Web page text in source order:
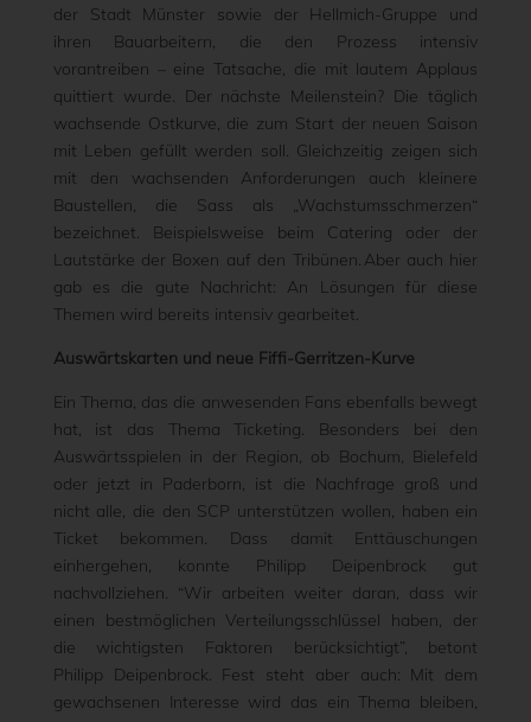
der Stadt Münster sowie der Hellmich-Gruppe und
ihren Bauarbeitern, die den Prozess intensiv
vorantreiben – eine Tatsache, die mit lautem Applaus
quittiert wurde. Der nächste Meilenstein? Die täglich
wachsende Ostkurve, die zum Start der neuen Saison
mit Leben gefüllt werden soll. Gleichzeitig zeigen sich
mit den wachsenden Anforderungen auch kleinere
Baustellen, die Sass als „Wachstumsschmerzen“
bezeichnet. Beispielsweise beim Catering oder der
Lautstärke der Boxen auf den Tribünen. Aber auch hier
gab es die gute Nachricht: An Lösungen für diese
Themen wird bereits intensiv gearbeitet.
Auswärtskarten und neue Fiffi-Gerritzen-Kurve
Ein Thema, das die anwesenden Fans ebenfalls bewegt
hat, ist das Thema Ticketing. Besonders bei den
Auswärtsspielen in der Region, ob Bochum, Bielefeld
oder jetzt in Paderborn, ist die Nachfrage groß und
nicht alle, die den SCP unterstützen wollen, haben ein
Ticket bekommen. Dass damit Enttäuschungen
einhergehen, konnte Philipp Deipenbrock gut
nachvollziehen. “Wir arbeiten weiter daran, dass wir
einen bestmöglichen Verteilungsschlüssel haben, der
die wichtigsten Faktoren berücksichtigt”, betont
Philipp Deipenbrock. Fest steht aber auch: Mit dem
gewachsenen Interesse wird das ein Thema bleiben,